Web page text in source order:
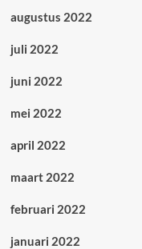
augustus 2022
juli 2022
juni 2022
mei 2022
april 2022
maart 2022
februari 2022
januari 2022